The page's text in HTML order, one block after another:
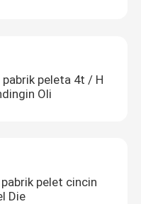
pabrik peleta 4t / H
Oli
pelet cincin
Die